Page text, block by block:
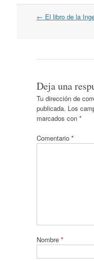
Navegación
← El libro de la
Deja una
Tu dirección de
publicada. Los
marcados con *
Comentario *
Nombre *